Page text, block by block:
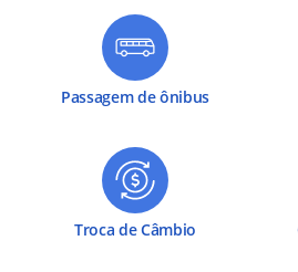
Passagem de ônibus
Troca de Câmbio